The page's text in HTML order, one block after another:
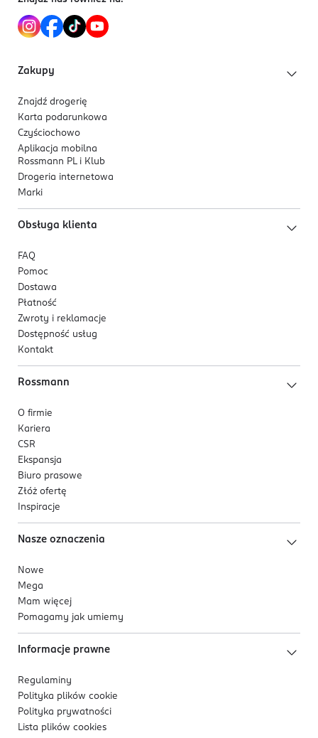
Zakupy
Znajdź drogerię
Karta podarunkowa
Czyściochowo
Aplikacja mobilna
Rossmann PL i Klub
Drogeria internetowa
Marki
Obsługa klienta
FAQ
Pomoc
Dostawa
Płatność
Zwroty i reklamacje
Dostępność usług
Kontakt
Rossmann
O firmie
Kariera
CSR
Ekspansja
Biuro prasowe
Złóż ofertę
Inspiracje
Nasze oznaczenia
Nowe
Mega
Mam więcej
Pomagamy jak umiemy
Informacje prawne
Regulaminy
Polityka plików cookie
Polityka prywatności
Lista plików cookies